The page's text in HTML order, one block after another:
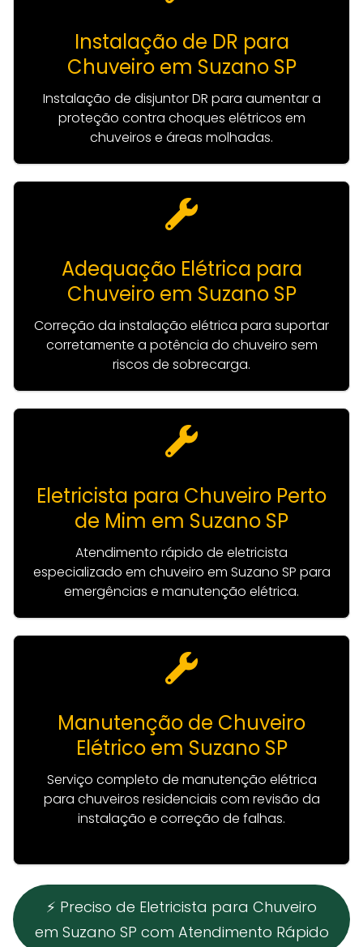
Instalação de DR para
Chuveiro em Suzano SP
Instalação de disjuntor DR para aumentar a
proteção contra choques elétricos em
chuveiros e áreas molhadas.
Adequação Elétrica para
Chuveiro em Suzano SP
Correção da instalação elétrica para suportar
corretamente a potência do chuveiro sem
riscos de sobrecarga.
Eletricista para Chuveiro Perto
de Mim em Suzano SP
Atendimento rápido de eletricista
especializado em chuveiro em Suzano SP para
emergências e manutenção elétrica.
Manutenção de Chuveiro
Elétrico em Suzano SP
Serviço completo de manutenção elétrica
para chuveiros residenciais com revisão da
instalação e correção de falhas.
⚡ Preciso de Eletricista para Chuveiro
em Suzano SP com Atendimento Rápido